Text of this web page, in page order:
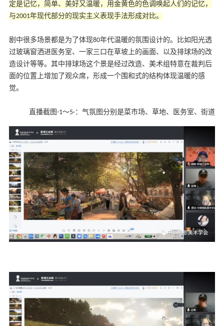
定是记忆，简单、美好又温暖，用金黄色的色调唤起人们的记忆，
与2001年现代部分的现实主义表现手法形成对比。
剧中很多场景都是为了体现80年代温暖的氛围设计的。比如阳光透
过玻璃窗洒进医务室、一家三口在草坡上的画面、以及排球场的改
造设计等等。其中排球场这个景是经过改造、美术组特意在裁判后
面的位置上增加了观众席，形成一个围和式的结构体现温暖的感
觉。
直播截图-1～5·：气氛图分别是菜市场、草地、医务室、街道